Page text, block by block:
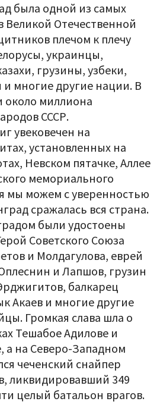
была одной из самых
Великой Отечественной
плечом к плечу
украинцы,
грузины, узбеки,
многие другие нации. В
около миллиона
СССР.
увековечен на
установленных на
Невском пятачке, Аллее
мемориального
мы можем с уверенностью
сражалась вся страна.
были удостоены
Советского Союза
и Молдагулова, еврей
и Лапшов, грузин
балкарец
Акаев и многие другие
Громкая слава шла о
Тешабое Адилове и
а на Северо-Западном
чеченский снайпер
ликвидировавший 349
целый батальон врагов.